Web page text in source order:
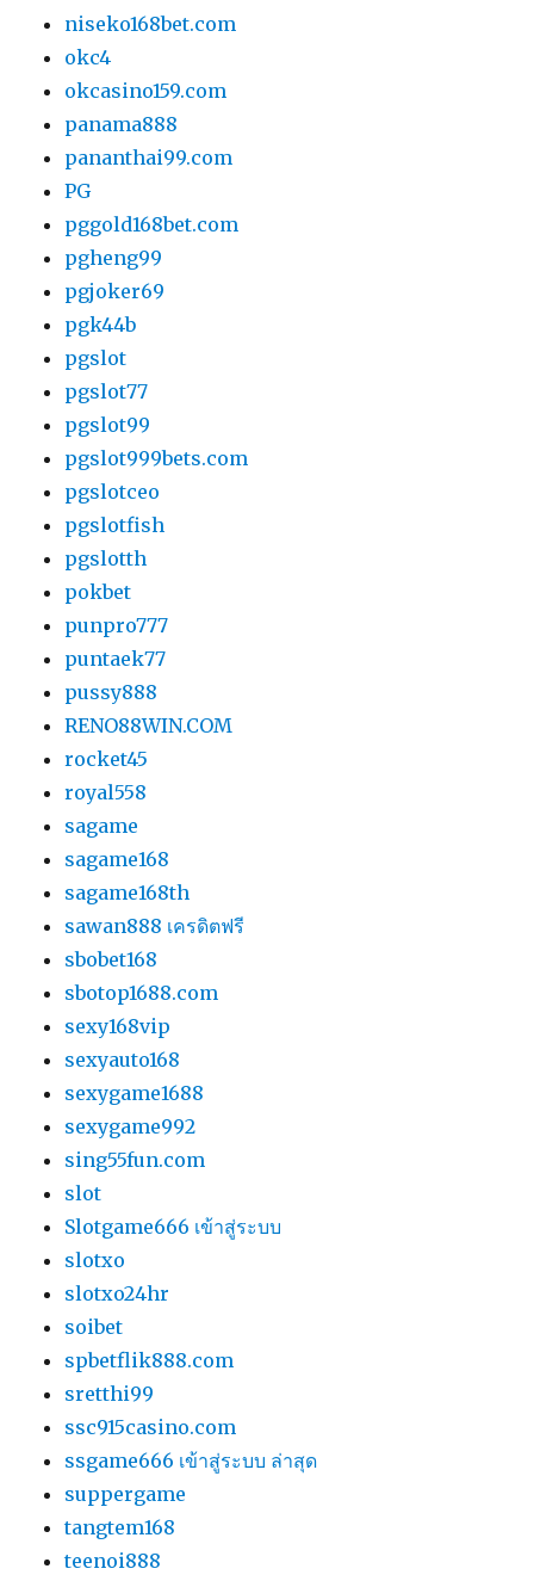
niseko168bet.com
okc4
okcasino159.com
panama888
pananthai99.com
PG
pggold168bet.com
pgheng99
pgjoker69
pgk44b
pgslot
pgslot77
pgslot99
pgslot999bets.com
pgslotceo
pgslotfish
pgslotth
pokbet
punpro777
puntaek77
pussy888
RENO88WIN.COM
rocket45
royal558
sagame
sagame168
sagame168th
sawan888 เครดิตฟรี
sbobet168
sbotop1688.com
sexy168vip
sexyauto168
sexygame1688
sexygame992
sing55fun.com
slot
Slotgame666 เข้าสู่ระบบ
slotxo
slotxo24hr
soibet
spbetflik888.com
sretthi99
ssc915casino.com
ssgame666 เข้าสู่ระบบ ล่าสุด
suppergame
tangtem168
teenoi888